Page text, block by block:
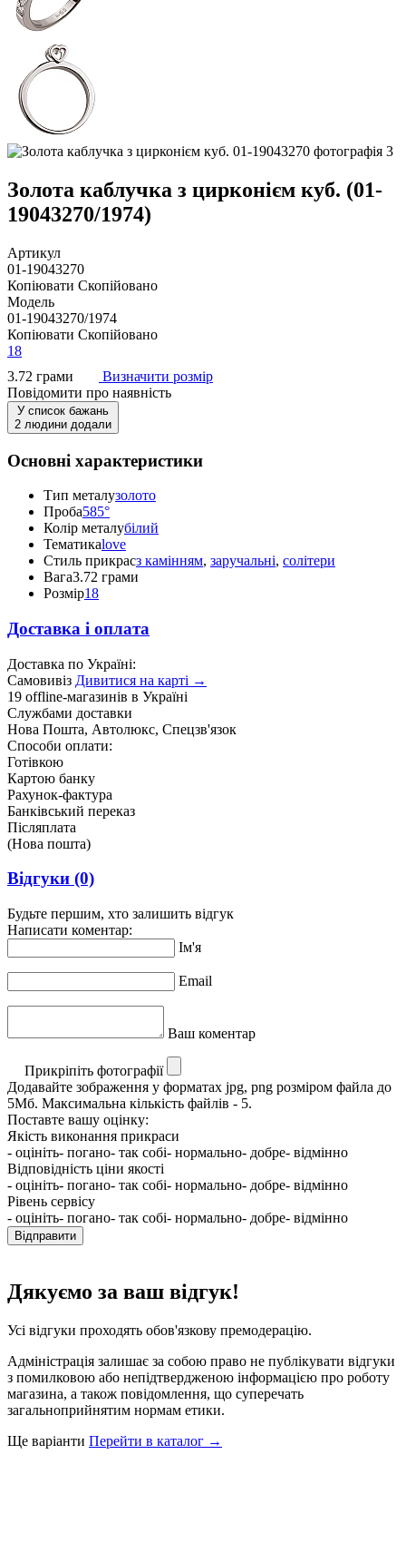
Золота каблучка з цирконієм куб. (01-
19043270/1974)
Артикул
01-19043270
Копіювати Скопійовано
Модель
01-19043270/1974
Копіювати Скопійовано
18
3.72 грами
Визначити розмір
Повідомити про наявність
У список бажань
2 людини додали
Основні характеристики
Тип металузолото
Проба585°
Колір металубілий
Тематикаlove
Стиль прикрасз камінням, заручальні, солітери
Вага3.72 грами
Розмір18
Доставка і оплата
Доставка по Україні:
Самовивіз Дивитися на карті →
19 offline-магазинів в Україні
Службами доставки
Нова Пошта, Автолюкс, Спецзв'язок
Способи оплати:
Готівкою
Картою банку
Рахунок-фактура
Банківський переказ
Післяплата
(Нова пошта)
Відгуки (0)
Будьте першим, хто залишить відгук
Написати коментар:
Ім'я
Email
Ваш коментар
Прикріпіть фотографії
Додавайте зображення у форматах jpg, png розміром файла до
5Мб. Максимальна кількість файлів - 5.
Поставте вашу оцінку:
Якість виконання прикраси
- оцініть- погано- так собі- нормально- добре- відмінно
Відповідність ціни якості
- оцініть- погано- так собі- нормально- добре- відмінно
Рівень сервісу
- оцініть- погано- так собі- нормально- добре- відмінно
Відправити
Дякуємо за ваш відгук!
Усі відгуки проходять обов'язкову премодерацію.
Адміністрація залишає за собою право не публікувати відгуки
з помилковою або непідтвердженою інформацією про роботу
магазина, а також повідомлення, що суперечать
загальноприйнятим нормам етики.
Ще варіанти Перейти в каталог →